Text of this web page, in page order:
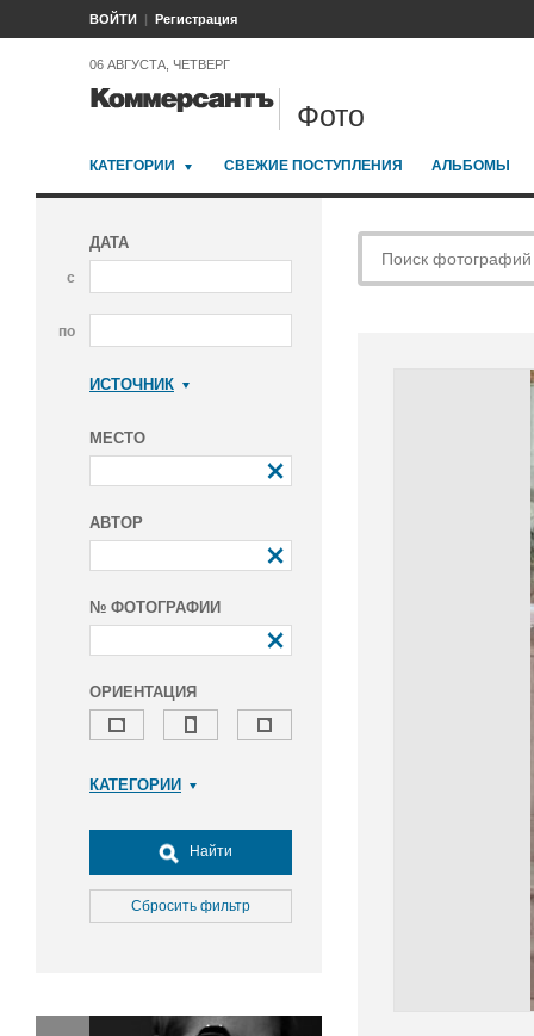
ВОЙТИ Регистрация
06 АВГУСТА, ЧЕТВЕРГ
Фото
КАТЕГОРИИ СВЕЖИЕ ПОСТУПЛЕНИЯ АЛЬБОМЫ
ДАТА
с
по
ИСТОЧНИК
МЕСТО
АВТОР
№ ФОТОГРАФИИ
ОРИЕНТАЦИЯ
КАТЕГОРИИ
Досуг, туризм и отдых
Культура
Медицина
Окружающая среда
Найти
Сбросить фильтр